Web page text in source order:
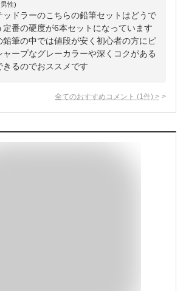
性)
ッドラーのこちらの鉛筆セットはどうで
定番の硬度が6本セットになっています
鉛筆の中では値段が安く初心者の方にピ
ャープなグレーカラーや深くコクがある
るのでおススメです
全てのおすすめコメント (1 件) >